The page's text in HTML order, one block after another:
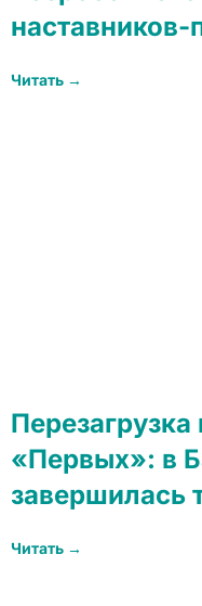
наставников-
Читать →
Перезагрузка
«Первых»: в
завершилась
Читать →